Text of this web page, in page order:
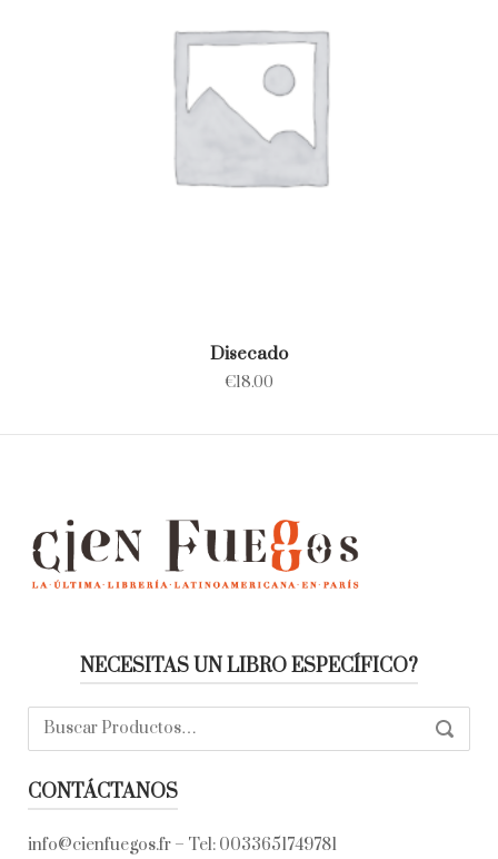
Disecado
€18.00
NECESITAS UN LIBRO ESPECÍFICO?
Buscar:
CONTÁCTANOS
info@cienfuegos.fr – Tel: 0033651749781